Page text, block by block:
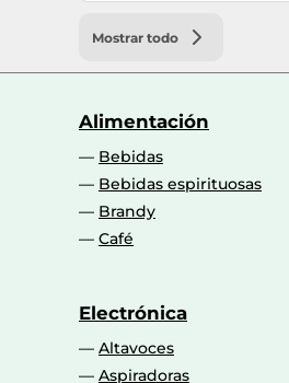
Mostrar todo
Alimentación
Bebidas
Bebidas espirituosas
Brandy
Café
Electrónica
Altavoces
Aspiradoras